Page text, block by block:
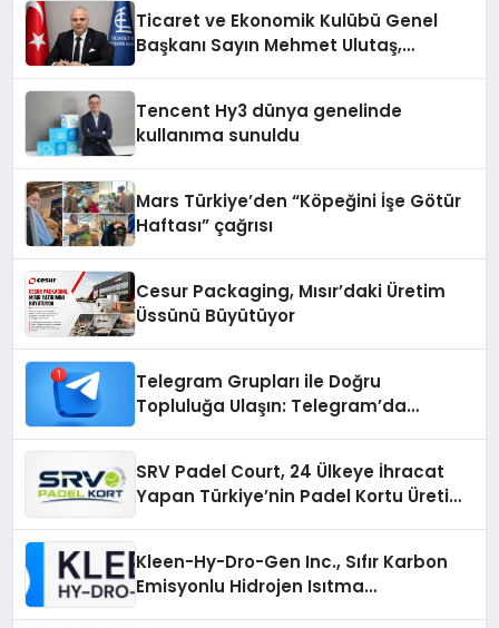
Ticaret ve Ekonomik Kulübü Genel
Başkanı Sayın Mehmet Ulutaş,
Tencent Hy3 dünya genelinde
kullanıma sunuldu
Mars Türkiye’den “Köpeğini İşe Götür
Haftası” çağrısı
Cesur Packaging, Mısır’daki Üretim
Üssünü Büyütüyor
Telegram Grupları ile Doğru
Topluluğa Ulaşın: Telegram’da
SRV Padel Court, 24 Ülkeye İhracat
Yapan Türkiye’nin Padel Kortu Üretim
Kleen-Hy-Dro-Gen Inc., Sıfır Karbon
Emisyonlu Hidrojen Isıtma